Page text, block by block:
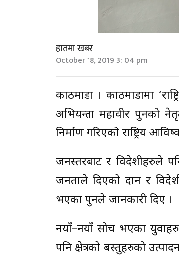
हातमा खबर
October 18, 2019 3: 04 pm
काठमाडौं । काठमाडौंमा
अभियन्ता महावीर पुनको
निर्माण गरिएको राष्ट्रिय
जनस्तरबाट र विदेशीहरुले
जनताले दिएको दान र
भएका पुनले जानकारी दिए ।
नयाँ–नयाँ सोच भएका
पनि क्षेत्रको बस्तुहरुको